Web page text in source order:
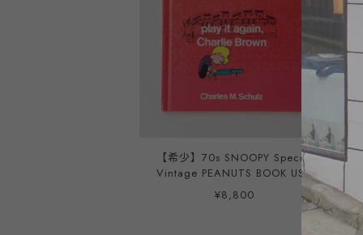
【希少】70s SNOOPY Special
Vintage PEANUTS BOOK USA
スヌーピー スペシャル ブック
¥8,800